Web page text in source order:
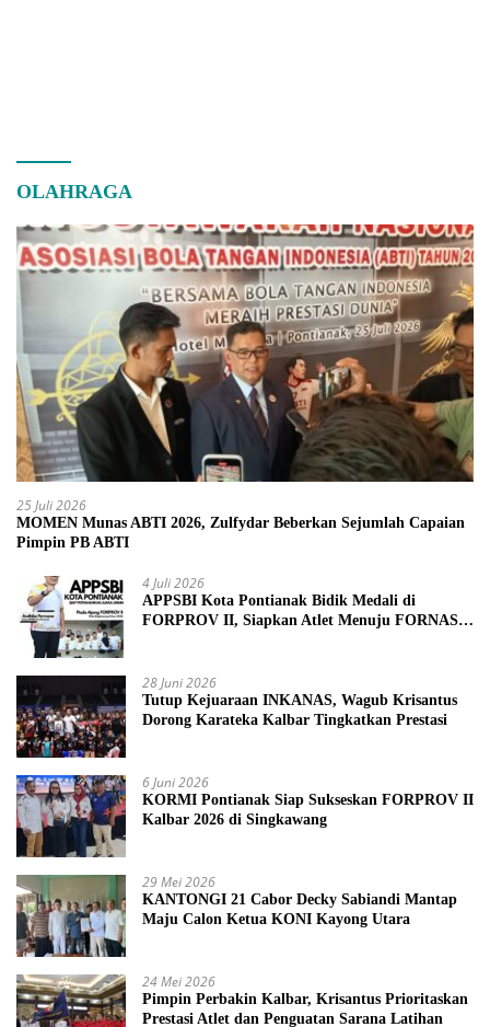
OLAHRAGA
25 Juli 2026
MOMEN Munas ABTI 2026, Zulfydar Beberkan Sejumlah Capaian
Pimpin PB ABTI
4 Juli 2026
APPSBI Kota Pontianak Bidik Medali di
FORPROV II, Siapkan Atlet Menuju FORNAS
28 Juni 2026
Tutup Kejuaraan INKANAS, Wagub Krisantus
Dorong Karateka Kalbar Tingkatkan Prestasi
6 Juni 2026
KORMI Pontianak Siap Sukseskan FORPROV II
Kalbar 2026 di Singkawang
29 Mei 2026
KANTONGI 21 Cabor Decky Sabiandi Mantap
Maju Calon Ketua KONI Kayong Utara
24 Mei 2026
Pimpin Perbakin Kalbar, Krisantus Prioritaskan
Prestasi Atlet dan Penguatan Sarana Latihan